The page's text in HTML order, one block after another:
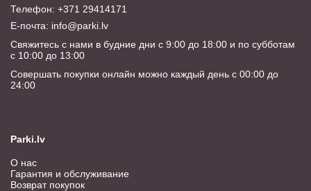
Телефон: +371 29414171
E-почта: info@parki.lv
Свяжитесь с нами в будние дни с 9:00 до 18:00 и по субботам
с 10:00 до 13:00
Совершать покупки онлайн можно каждый день с 00:00 до
24:00
Parki.lv
О нас
Гарантия и обслуживание
Возврат покупок